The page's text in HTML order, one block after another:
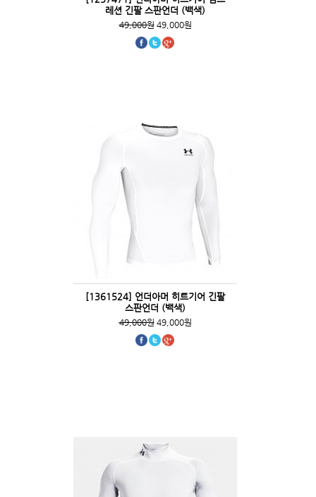
레션 긴팔 스판언더 (백색)
49,000원49,000원
[1361524] 언더아머 히트기어 긴팔
스판언더 (백색)
49,000원49,000원